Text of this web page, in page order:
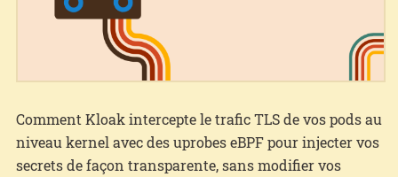
Comment Kloak intercepte le trafic TLS de vos pods au
niveau kernel avec des uprobes eBPF pour injecter vos
secrets de façon transparente, sans modifier vos